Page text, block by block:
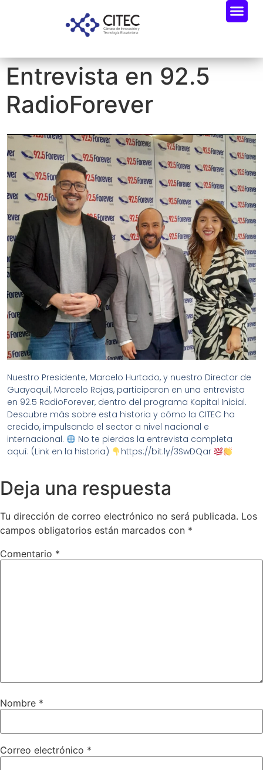
Entrevista en 92.5
RadioForever
Nuestro Presidente, Marcelo Hurtado, y nuestro Director de
Guayaquil, Marcelo Rojas, participaron en una entrevista
en 92.5 RadioForever, dentro del programa Kapital Inicial.
Descubre más sobre esta historia y cómo la CITEC ha
crecido, impulsando el sector a nivel nacional e
internacional.
No te pierdas la entrevista completa
aquí: (Link en la historia)
https://bit.ly/3SwDQar
Deja una respuesta
Tu dirección de correo electrónico no será publicada. Los
campos obligatorios están marcados con *
Comentario *
Nombre *
Correo electrónico *